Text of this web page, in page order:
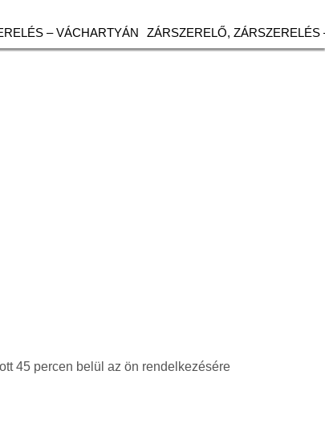
– VÁCHARTYÁN ZÁRSZERELŐ, ZÁRSZERELÉS
45 percen belül az ön rendelkezésére